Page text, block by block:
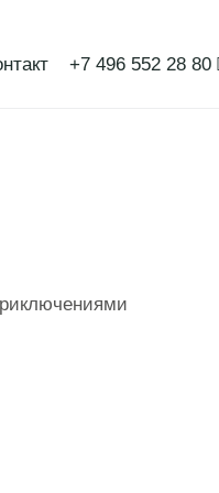
+7 496 552 28 80
(шведский
экскурсии в
(согласно